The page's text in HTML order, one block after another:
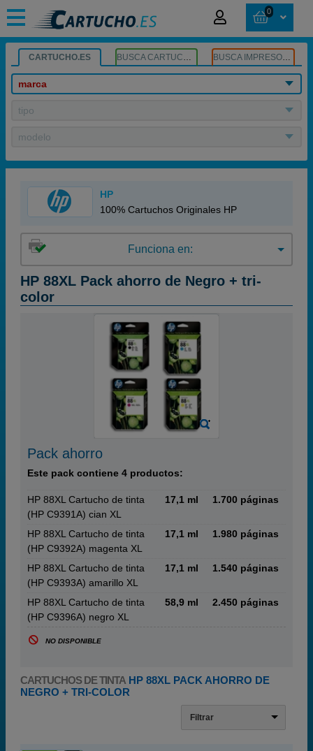
0
CARTUCHO.ES BUSCA CARTUCHOS BUSCA IMPRESORA
marca
tipo
modelo
HP
100% Cartuchos Originales HP
Funciona en:
HP 88XL Pack ahorro de Negro + tri-
color
Pack ahorro
Este pack contiene 4 productos:
HP 88XL Cartucho de tinta
(HP C9391A) cian XL
17,1 ml 1.700 páginas
HP 88XL Cartucho de tinta
(HP C9392A) magenta XL
17,1 ml 1.980 páginas
HP 88XL Cartucho de tinta
(HP C9393A) amarillo XL
17,1 ml 1.540 páginas
HP 88XL Cartucho de tinta
(HP C9396A) negro XL
58,9 ml 2.450 páginas
NO DISPONIBLE
CARTUCHOS DE TINTA HP 88XL PACK AHORRO DE
NEGRO + TRI-COLOR
Filtrar